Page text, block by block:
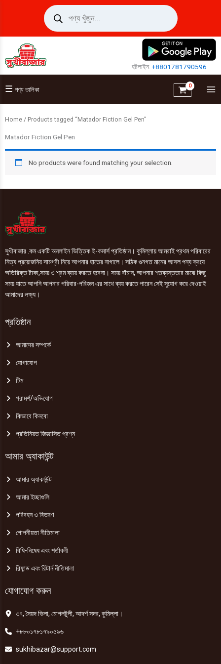
Products
search
হটলাইন:+8801781790596
☰ পণ্য তালিকা
Home / Products tagged “Matador Fiction Gel Pen”
Matador Fiction Gel Pen
No products were found matching your selection.
সুখীবাজার .কম একটি অনলাইন ভিত্তিক ই-কমার্স প্রতিষ্ঠান। কুমিল্লায় আমরাই প্রথম পরিবারের
নিত্য প্রয়োজনিয় সামগ্রী নিয়ে আপনার হাতের নাগালে। সঠিক গুনগত মানের আসল পন্য ক্রয়ে
অতিরিক্ত টাকা,সময় ও শ্রম ব্যায় করতে হবেনা। সময় বাঁচান, আপনার শতব্যস্ততার মাঝে কিছু
সময় যাতে আপনি আপনার পরিবার-পরিজন এর সাথে ব্যয় করতে পারেন সেই সুযোগ করে দেওয়াই
আমাদের লক্ষ্য।
প্রতিষ্ঠান
আমাদের সম্পর্কে
যোগাযোগ
টিম
পরামর্শ/অভিযোগ
কিভাবে কিনবো
প্রতিনিয়ত জিজ্ঞাসিত প্রশ্ন
আমার অ্যাকাউন্ট
আমার অ্যাকাউন্ট
আমার ইচ্ছাগুলি
পরিবহন ও বিতরণ
গোপনীয়তা নীতিমালা
বিধি-নিষেধ এবং শর্তাবলী
রিফান্ড এবং রিটার্ন নীতিমালা
যোগাযোগ করুন
৩৭, সৈয়দ ভিলা, মোগলটুলী, আদর্শ সদর, কুমিল্লা।
+৮৮০১৭৮১৭৯০৫৯৬
sukhibazar@support.com